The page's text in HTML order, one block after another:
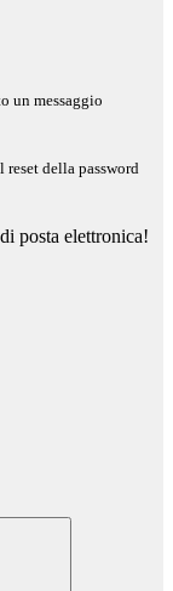
un messaggio
della password
posta elettronica!